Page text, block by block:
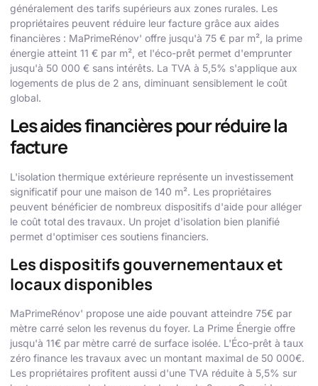
généralement des tarifs supérieurs aux zones rurales. Les
propriétaires peuvent réduire leur facture grâce aux aides
financières : MaPrimeRénov' offre jusqu'à 75 € par m², la prime
énergie atteint 11 € par m², et l'éco-prêt permet d'emprunter
jusqu'à 50 000 € sans intérêts. La TVA à 5,5% s'applique aux
logements de plus de 2 ans, diminuant sensiblement le coût
global.
Les aides financières pour réduire la
facture
L'isolation thermique extérieure représente un investissement
significatif pour une maison de 140 m². Les propriétaires
peuvent bénéficier de nombreux dispositifs d'aide pour alléger
le coût total des travaux. Un projet d'isolation bien planifié
permet d'optimiser ces soutiens financiers.
Les dispositifs gouvernementaux et
locaux disponibles
MaPrimeRénov' propose une aide pouvant atteindre 75€ par
mètre carré selon les revenus du foyer. La Prime Énergie offre
jusqu'à 11€ par mètre carré de surface isolée. L'Éco-prêt à taux
zéro finance les travaux avec un montant maximal de 50 000€.
Les propriétaires profitent aussi d'une TVA réduite à 5,5% sur